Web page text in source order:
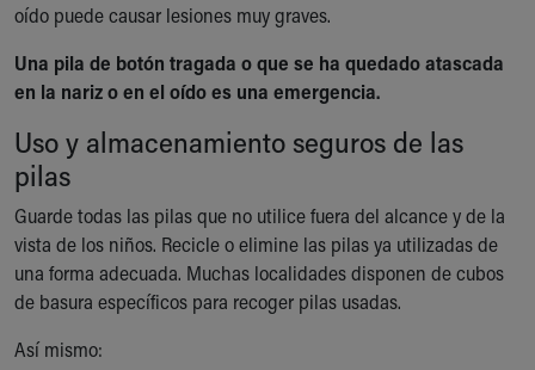
Child Passenger Safety
Safe Sleep for Babies
Safe Sleep
Who We Are
Building a Brighter Future
Calendar of Events
Community Mission
Connect With Us
Our Culture of Caring
Newsroom
oído puede causar lesiones muy graves.
Una pila de botón tragada o que se ha quedado atascada
en la nariz o en el oído es una emergencia.
Uso y almacenamiento seguros de las
pilas
Guarde todas las pilas que no utilice fuera del alcance y de la
vista de los niños. Recicle o elimine las pilas ya utilizadas de
una forma adecuada. Muchas localidades disponen de cubos
de basura específicos para recoger pilas usadas.
Así mismo: